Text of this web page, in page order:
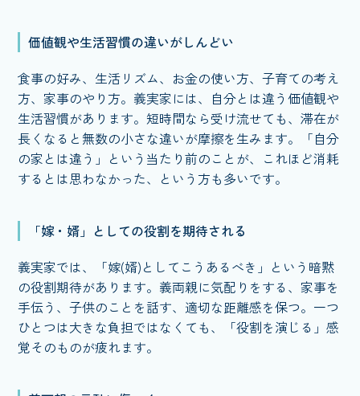
価値観や生活習慣の違いがしんどい
食事の好み、生活リズム、お金の使い方、子育ての考え
方、家事のやり方。義実家には、自分とは違う価値観や
生活習慣があります。短時間なら受け流せても、滞在が
長くなると無数の小さな違いが摩擦を生みます。「自分
の家とは違う」という当たり前のことが、これほど消耗
するとは思わなかった、という方も多いです。
「嫁・婿」としての役割を期待される
義実家では、「嫁(婿)としてこうあるべき」という暗黙
の役割期待があります。義両親に気配りをする、家事を
手伝う、子供のことを話す、適切な距離感を保つ。一つ
ひとつは大きな負担ではなくても、「役割を演じる」感
覚そのものが疲れます。